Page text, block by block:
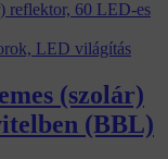
LED világítás
(szolár)
(BBL)